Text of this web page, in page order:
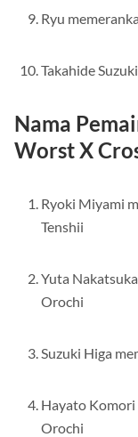
Ryu
Takahide
Nama
Worst X
Ryoki Miyami
Tenshii
Yuta
Orochi
Suzuki Higa
Hayato Komori
Orochi